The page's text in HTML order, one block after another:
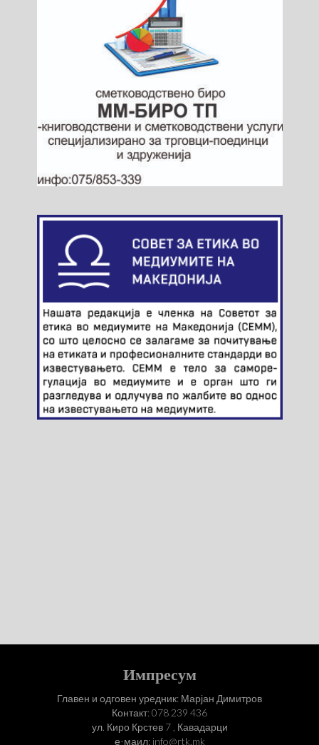
Импресум
Главен и одговен уредник: Марјан Димитров
Контакт: 078 239 436
ул. Киро Крстев 7 , Кавадарци
е-маил: info@rtk.mk